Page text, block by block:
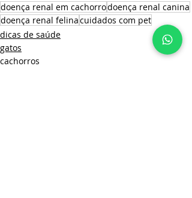
doença renal em cachorrodoença renal canina
doença renal felinacuidados com pet
dicas de saúde
gatos
cachorros